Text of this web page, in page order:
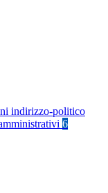
indirizzo-politico
6